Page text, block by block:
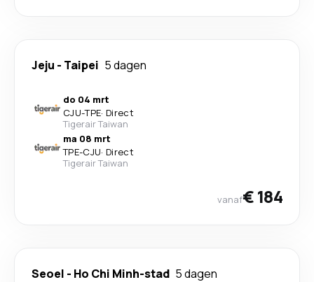
Jeju - Taipei 5 dagen
do 04 mrt
CJU-TPE· Direct
Tigerair Taiwan
ma 08 mrt
TPE-CJU· Direct
Tigerair Taiwan
vanaf€ 184
Seoel - Ho Chi Minh-stad 5 dagen